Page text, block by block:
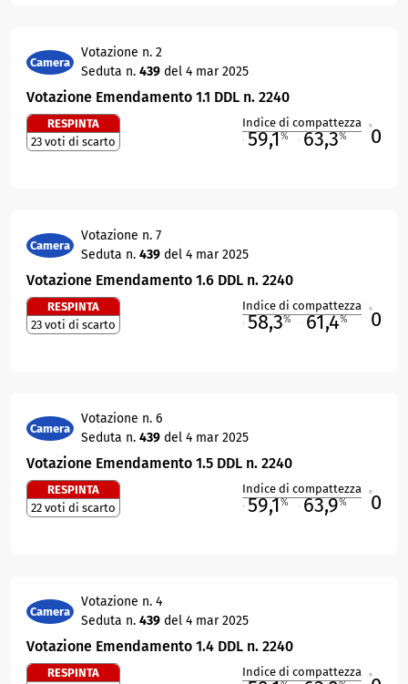
Camera
Votazione n. 2
Seduta n. 439 del 4 mar 2025
Votazione Emendamento 1.1 DDL n. 2240
RESPINTA
23 voti di scarto
Indice di compattezza
59,1% 63,3% 0
Camera
Votazione n. 7
Seduta n. 439 del 4 mar 2025
Votazione Emendamento 1.6 DDL n. 2240
RESPINTA
23 voti di scarto
Indice di compattezza
58,3% 61,4% 0
Camera
Votazione n. 6
Seduta n. 439 del 4 mar 2025
Votazione Emendamento 1.5 DDL n. 2240
RESPINTA
22 voti di scarto
Indice di compattezza
59,1% 63,9% 0
Camera
Votazione n. 4
Seduta n. 439 del 4 mar 2025
Votazione Emendamento 1.4 DDL n. 2240
RESPINTA
Indice di compattezza